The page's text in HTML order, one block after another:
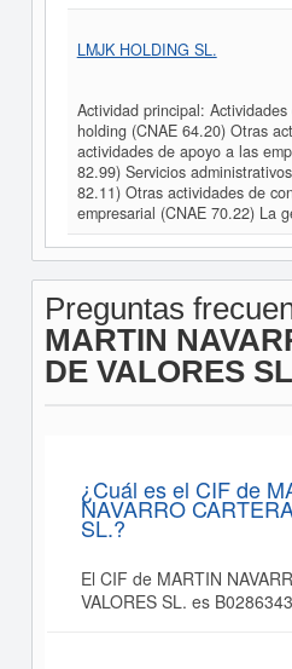
LMJK HOLDING SL.
Actividad principal:
holding (CNAE 64.20) Otras
actividades de apoyo a las
82.99) Servicios
82.11) Otras actividades de
empresarial (CNAE 70.22) La
Preguntas
MARTIN
DE VALORES
¿Cuál es el CIF de
NAVARRO
SL.?
El CIF de MARTIN
VALORES SL. es